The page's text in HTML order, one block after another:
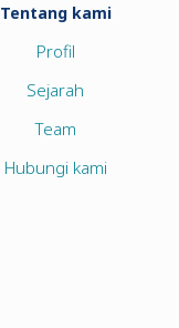
Tentang kami
Profil
Sejarah
Team
Hubungi kami